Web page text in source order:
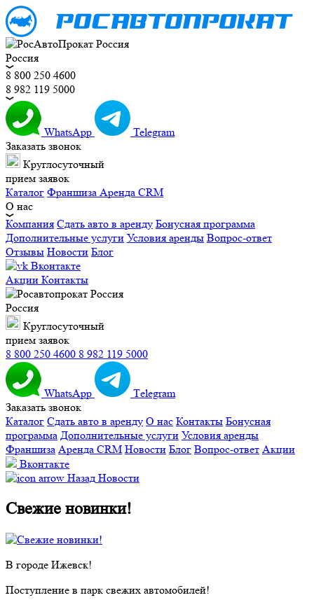
Россия
8 800 250 4600
8 982 119 5000
WhatsApp
Telegram
Заказать звонок
Круглосуточный
прием заявок
Каталог Франшиза Аренда CRM
О нас
Компания Сдать авто в аренду Бонусная программа
Дополнительные услуги Условия аренды Вопрос-ответ
Отзывы Новости Блог
Вконтакте
Акции Контакты
Россия
Круглосуточный
прием заявок
8 800 250 4600 8 982 119 5000
WhatsApp
Тelegram
Заказать звонок
Каталог Сдать авто в аренду О нас Контакты Бонусная
программа Дополнительные услуги Условия аренды
Франшиза Аренда CRM Новости Блог Вопрос-ответ Акции
Вконтакте
Назад Новости
Свежие новинки!
В городе Ижевск!
Поступление в парк свежих автомобилей!